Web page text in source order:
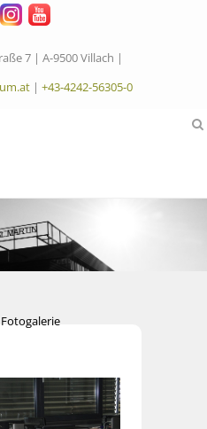
7 | A-9500 Villach |
| +43-4242-56305-0
Fotogalerie